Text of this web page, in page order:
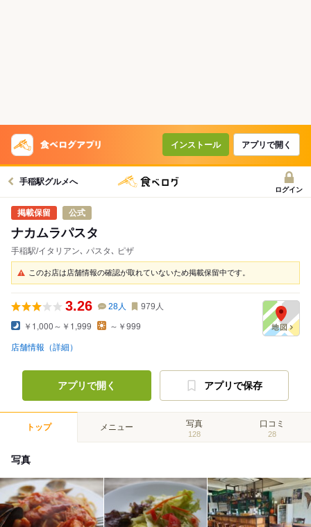
インストール アプリで開く
手稲駅グルメへ
ログイン
公式
ナカムラパスタ
手稲駅/イタリアン､ パスタ､ ピザ
このお店は店舗情報の確認が取れていないため掲載保留中です。
3.26 28人 979 人
￥1,000～￥1,999 ～￥999
店舗情報（詳細）
アプリで開く アプリで保存
トップ メニュー 写真
128
口コミ
28
写真